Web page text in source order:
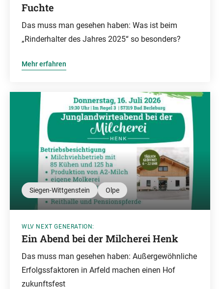
Fuchte
Das muss man gesehen haben: Was ist beim
„Rinderhalter des Jahres 2025“ so besonders?
Mehr erfahren
Siegen-Wittgenstein Olpe
WLV NEXT GENERATION:
Ein Abend bei der Milcherei Henk
Das muss man gesehen haben: Außergewöhnliche
Erfolgssfaktoren in Arfeld machen einen Hof
zukunftsfest